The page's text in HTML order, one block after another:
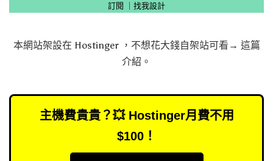
訂閱 找我設計
本網站架設在 Hostinger，不想花大錢自架站可看→ 這篇
介紹 。
主機費貴貴？💥 Hostinger月費不用
$100！